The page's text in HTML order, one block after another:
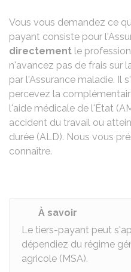
Vous vous demandez ce
payant consiste pour
directement le
n'avancez pas de frais sur
par l'Assurance maladie. Il
percevez la
l'aide médicale de l'État
accident du travail ou
durée (ALD). Nous vous
connaître.
À savoir
Le tiers-payant peut
dépendiez du régime
agricole (MSA).